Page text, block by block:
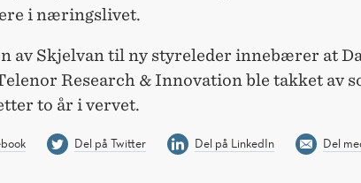
i næringslivet.
av Skjelvan til ny styreleder innebærer at
Research & Innovation ble takket av
to år i vervet.
Del på Twitter Del på LinkedIn Del